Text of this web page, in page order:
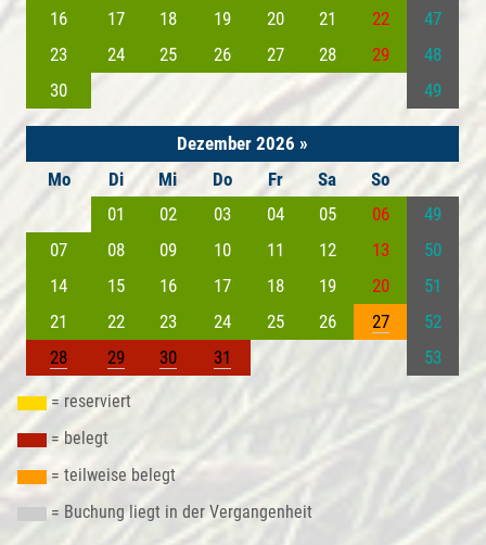
16
17 18 19 20 21 22
47
23
24 25 26 27 28 29
48
30
49
Dezember 2026 »
Mo
Di Mi Do Fr Sa
So
01
02 03 04 05 06
49
07
08 09 10 11 12 13
50
14
15 16 17 18 19 20
51
21
22 23 24 25 26 27
52
28
29 30 31 53
= reserviert
= belegt
= teilweise belegt
= Buchung liegt in der Vergangenheit